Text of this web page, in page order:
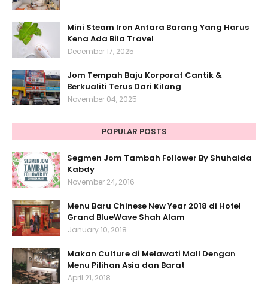
Mini Steam Iron Antara Barang Yang Harus
Kena Ada Bila Travel
December 17, 2025
Jom Tempah Baju Korporat Cantik &
Berkualiti Terus Dari Kilang
November 04, 2025
POPULAR POSTS
Segmen Jom Tambah Follower By Shuhaida
Kabdy
November 24, 2016
Menu Baru Chinese New Year 2018 di Hotel
Grand BlueWave Shah Alam
January 10, 2018
Makan Culture di Melawati Mall Dengan
Menu Pilihan Asia dan Barat
April 21, 2018